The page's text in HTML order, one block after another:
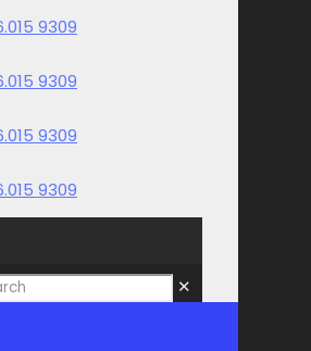
✕